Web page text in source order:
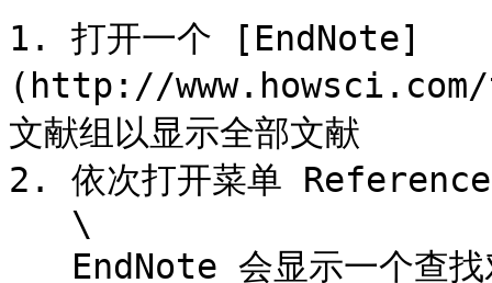
1. 打开一个 [EndNote]
(http://www.howsci.com/
文献组以显示全部文献
2. 依次打开菜单